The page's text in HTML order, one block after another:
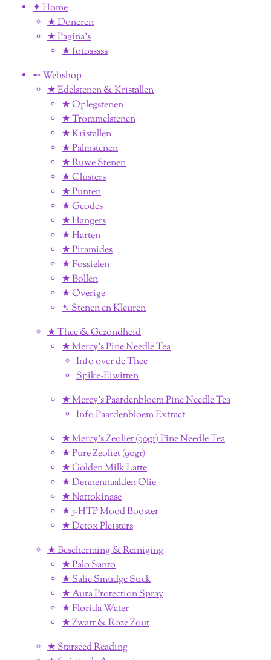
✦ Home
★ Doneren
★ Pagina’s
★ fotosssss
➸ Webshop
★ Edelstenen & Kristallen
★ Oplegstenen
★ Trommelstenen
★ Kristallen
★ Palmstenen
★ Ruwe Stenen
★ Clusters
★ Punten
★ Geodes
★ Hangers
★ Harten
★ Piramides
★ Fossielen
★ Bollen
★ Overige
➴ Stenen en Kleuren
★ Thee & Gezondheid
★ Mercy's Pine Needle Tea
Info over de Thee
Spike-Eiwitten
★ Mercy's Paardenbloem Pine Needle Tea
Info Paardenbloem Extract
★ Mercy's Zeoliet (90gr) Pine Needle Tea
★ Pure Zeoliet (90gr)
★ Golden Milk Latte
★ Dennennaalden Olie
★ Nattokinase
★ 5-HTP Mood Booster
★ Detox Pleisters
★ Bescherming & Reiniging
★ Palo Santo
★ Salie Smudge Stick
★ Aura Protection Spray
★ Florida Water
★ Zwart & Roze Zout
★ Starseed Reading